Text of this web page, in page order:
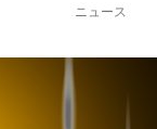
ニュース